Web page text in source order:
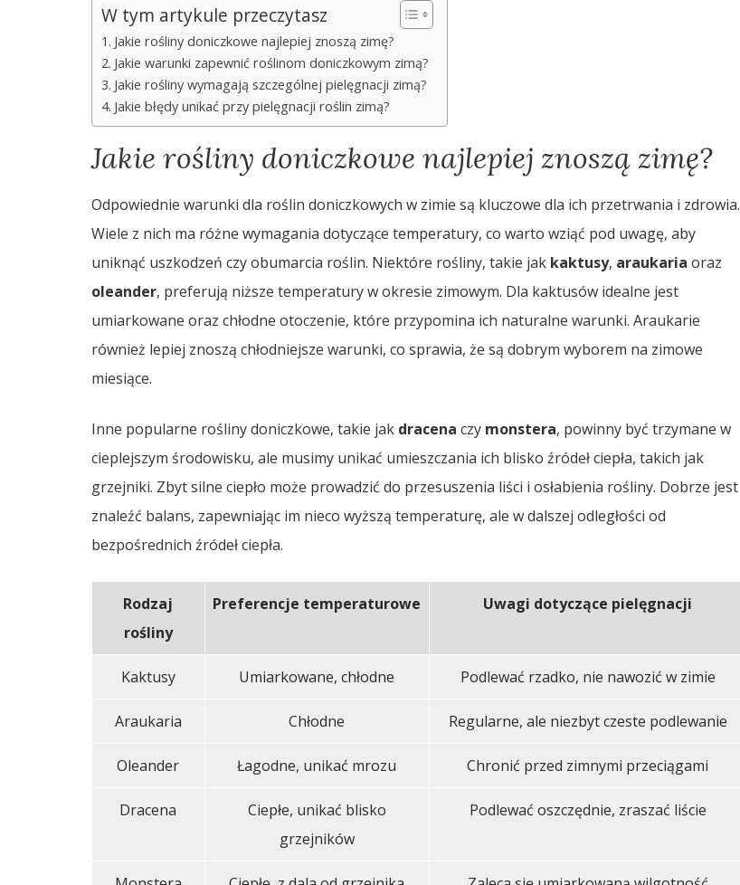
W tym artykule przeczytasz
Jakie rośliny doniczkowe najlepiej znoszą zimę?
Jakie warunki zapewnić roślinom doniczkowym zimą?
Jakie rośliny wymagają szczególnej pielęgnacji zimą?
Jakie błędy unikać przy pielęgnacji roślin zimą?
Jakie rośliny doniczkowe najlepiej znoszą zimę?
Odpowiednie warunki dla roślin doniczkowych w zimie są kluczowe dla ich przetrwania i zdrowia.
Wiele z nich ma różne wymagania dotyczące temperatury, co warto wziąć pod uwagę, aby
uniknąć uszkodzeń czy obumarcia roślin. Niektóre rośliny, takie jak kaktusy, araukaria oraz
oleander, preferują niższe temperatury w okresie zimowym. Dla kaktusów idealne jest
umiarkowane oraz chłodne otoczenie, które przypomina ich naturalne warunki. Araukarie
również lepiej znoszą chłodniejsze warunki, co sprawia, że są dobrym wyborem na zimowe
miesiące.
Inne popularne rośliny doniczkowe, takie jak dracena czy monstera, powinny być trzymane w
cieplejszym środowisku, ale musimy unikać umieszczania ich blisko źródeł ciepła, takich jak
grzejniki. Zbyt silne ciepło może prowadzić do przesuszenia liści i osłabienia rośliny. Dobrze jest
znaleźć balans, zapewniając im nieco wyższą temperaturę, ale w dalszej odległości od
bezpośrednich źródeł ciepła.
Rodzaj
rośliny
Preferencje temperaturowe Uwagi dotyczące pielęgnacji
Kaktusy Umiarkowane, chłodne Podlewać rzadko, nie nawozić w zimie
Araukaria Chłodne Regularne, ale niezbyt czeste podlewanie
Oleander Łagodne, unikać mrozu Chronić przed zimnymi przeciągami
Dracena
Ciepłe, unikać blisko
grzejników
Podlewać oszczędnie, zraszać liście